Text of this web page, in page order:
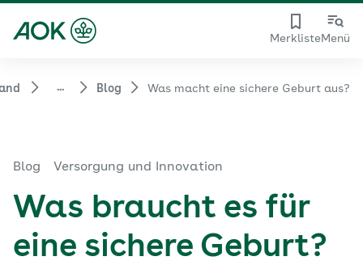
MerklisteMenü
... Blog Was macht eine sichere Geburt aus?
Blog Versorgung und Innovation
Was braucht es für
eine sichere Geburt?